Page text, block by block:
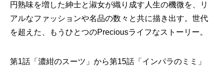
円熟味を増した紳士と淑女が織り成す人生の機微を、リ
アルなファッションや名品の数々と共に描き出す。世代
を超えた、もうひとつのPreciousライフなストーリー。
第1話「濃紺のスーツ」から第15話「インパラのミミ」